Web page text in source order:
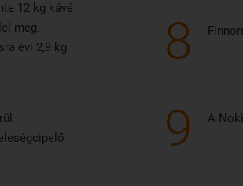
12 kg kávé
meg.
évi 2,9 kg
8
9 A